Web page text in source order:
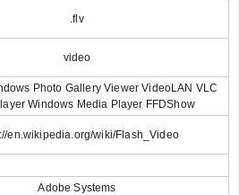
.flv
video
Photo Gallery Viewer VideoLAN VLC
Windows Media Player FFDShow
en.wikipedia.org/wiki/Flash_Video
Adobe Systems